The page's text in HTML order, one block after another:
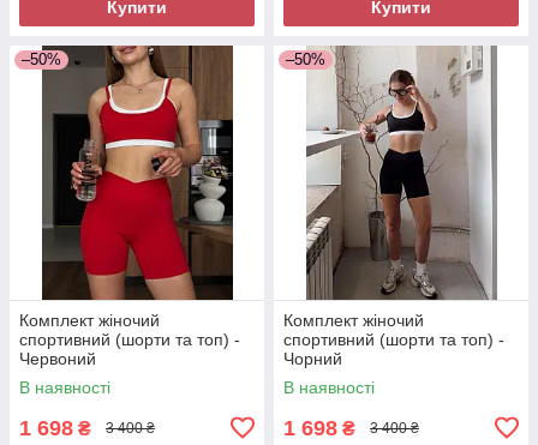
Купити Купити
–50%
Комплект жіночий
спортивний (шорти та топ) -
Червоний
В наявності
1 698 ₴ 3 400 ₴
–50%
Комплект жіночий
спортивний (шорти та топ) -
Чорний
В наявності
1 698 ₴ 3 400 ₴